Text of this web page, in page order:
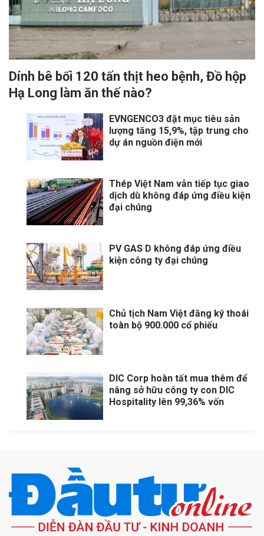
Dính bê bối 120 tấn thịt heo bệnh, Đồ hộp
Hạ Long làm ăn thế nào?
EVNGENCO3 đặt mục tiêu sản
lượng tăng 15,9%, tập trung cho
dự án nguồn điện mới
Thép Việt Nam vẫn tiếp tục giao
dịch dù không đáp ứng điều kiện
đại chúng
PV GAS D không đáp ứng điều
kiện công ty đại chúng
Chủ tịch Nam Việt đăng ký thoái
toàn bộ 900.000 cổ phiếu
DIC Corp hoàn tất mua thêm để
nâng sở hữu công ty con DIC
Hospitality lên 99,36% vốn